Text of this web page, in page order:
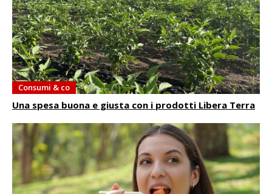
Consumi & co
Una spesa buona e giusta con i prodotti Libera Terra